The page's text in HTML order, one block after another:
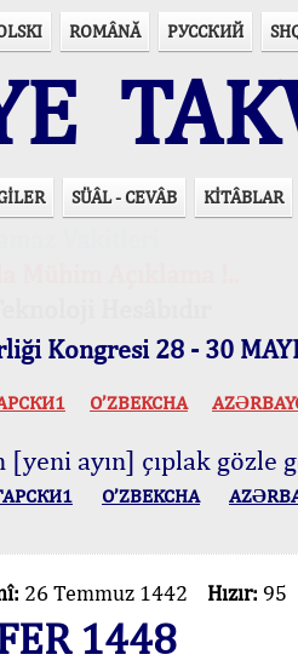
ROMÂNĂ РУССКИЙ
SÜÂL - CEVÂB KİTÂBLAR
Kongresi 28 - 30
O’ZBEKCHA
ayın] çıplak gözle
O’ZBEKCHA
26 Temmuz 1442 Hızır: 95
1448